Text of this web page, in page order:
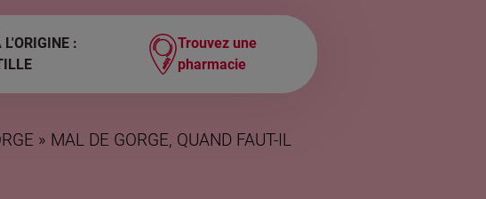
L'ORIGINE :
Navigation
secondaire
Trouvez une
pharmacie
MAL DE GORGE, QUAND FAUT-IL